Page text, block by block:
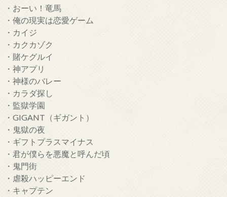
・おーい！竜馬
・俺の現実は恋愛ゲーム
・カイジ
・カクカゾク
・賭ケグルイ
・神アプリ
・神様のバレー
・カラダ探し
・監獄学園
・GIGANT（ギガント）
・鬼獄の夜
・ギフトプラスマイナス
・君が僕らを悪魔と呼んだ頃
・鬼門街
・虐殺ハッピーエンド
・キャプテン